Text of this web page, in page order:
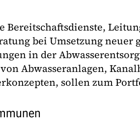
Bereitschaftsdienste,
bei Umsetzung neuer
in der
Abwasseranlagen,
sollen zum